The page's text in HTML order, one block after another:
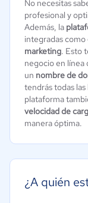
No necesitas
profesional y
Además, la
integradas como
marketing. Esto
negocio en
un nombre de
tendrás todas
plataforma
velocidad de
manera óptima.
¿A quién